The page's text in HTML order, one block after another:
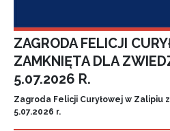
ZAGRODA FELICJI
ZAMKNIĘTA DLA
5.07.2026 R.
Zagroda Felicji Curyłowej w Zalipiu
5.07.2026 r.